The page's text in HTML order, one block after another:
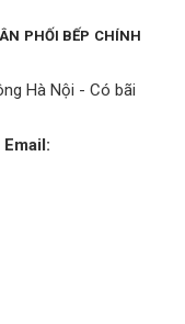
PHỐI BẾP CHÍNH
Hà Nội - Có bãi
Email: